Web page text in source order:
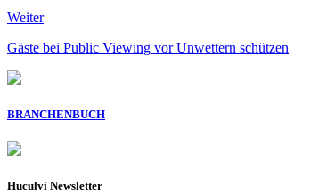
Weiter
Gäste bei Public Viewing vor Unwettern schützen
BRANCHENBUCH
Huculvi Newsletter